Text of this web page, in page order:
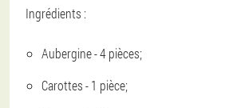
Ingrédients :
Aubergine - 4 pièces;
Carottes - 1 pièce;